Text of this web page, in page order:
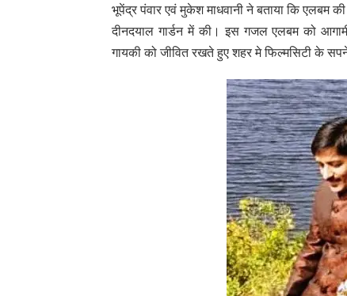
भूपेंद्र पंवार एवं मुकेश माधवानी ने बताया कि एलबम
दीनदयाल गार्डन में की। इस गजल एलबम को
गायकी को जीवित रखते हुए शहर मे फिल्मसिटी के